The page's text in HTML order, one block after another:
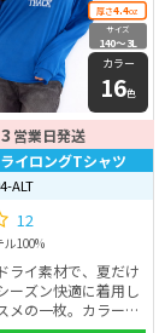
厚さ4.4oz
サイズ
140〜3L
カラー
16色
3 営業日発送
イロングTシャツ
ALT
12
100%
ライ素材で、夏だけ
ーズン快適に着用し
メの一枚。カラー展
富です！生地はポリ